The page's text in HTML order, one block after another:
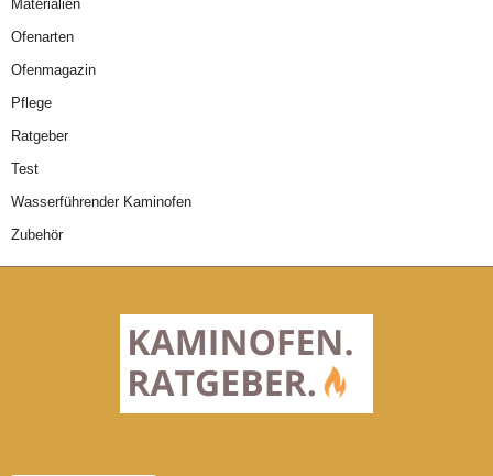
Materialien
Ofenarten
Ofenmagazin
Pflege
Ratgeber
Test
Wasserführender Kaminofen
Zubehör